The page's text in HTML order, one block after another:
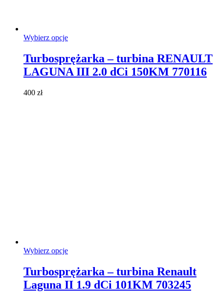
Wybierz opcjeTen
wiele
wariantów.
Turbosprężarka – turbina RENAULT
LAGUNA III 2.0 dCi 150KM 770116
400 zł
Wybierz opcjeTen
wiele
wariantów.
Turbosprężarka – turbina Renault
Laguna II 1.9 dCi 101KM 703245